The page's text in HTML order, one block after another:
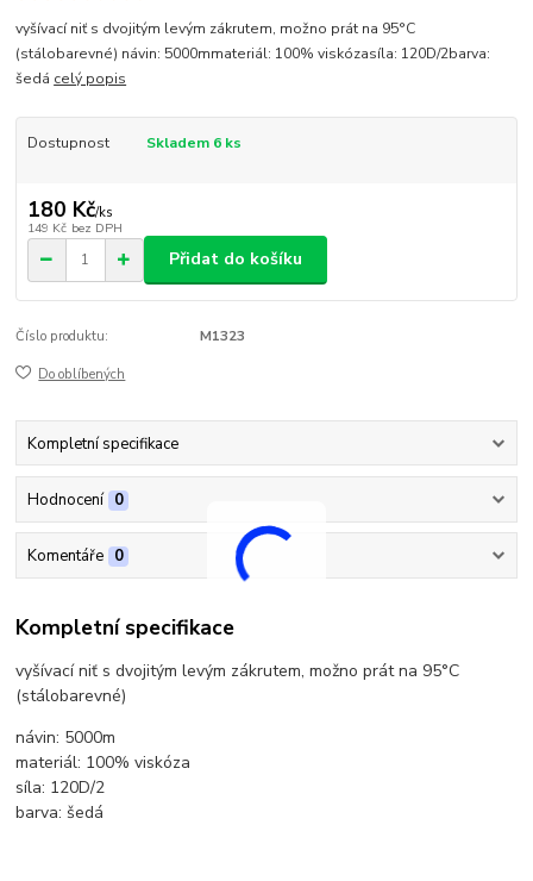
vyšívací niť s dvojitým levým zákrutem, možno prát na 95°C
(stálobarevné) návin: 5000mmateriál: 100% viskózasíla: 120D/2barva:
šedá celý popis
Dostupnost Skladem 6 ks
180 Kč/ks
149 Kč bez DPH
Přidat do košíku
Číslo produktu: M1323
Do oblíbených
Kompletní specifikace
Hodnocení 0
Komentáře 0
Kompletní specifikace
vyšívací niť s dvojitým levým zákrutem, možno prát na 95°C
(stálobarevné)
návin: 5000m
materiál: 100% viskóza
síla: 120D/2
barva: šedá